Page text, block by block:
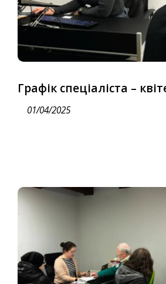
Графік спеціаліста –
01/04/2025